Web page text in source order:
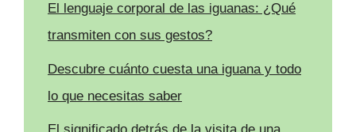
El lenguaje corporal de las iguanas: ¿Qué
transmiten con sus gestos?
Descubre cuánto cuesta una iguana y todo
lo que necesitas saber